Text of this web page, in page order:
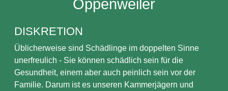
Oppenweiler
DISKRETION
Üblicherweise sind Schädlinge im doppelten Sinne
unerfreulich - Sie können schädlich sein für die
Gesundheit, einem aber auch peinlich sein vor der
Familie. Darum ist es unseren Kammerjägern und